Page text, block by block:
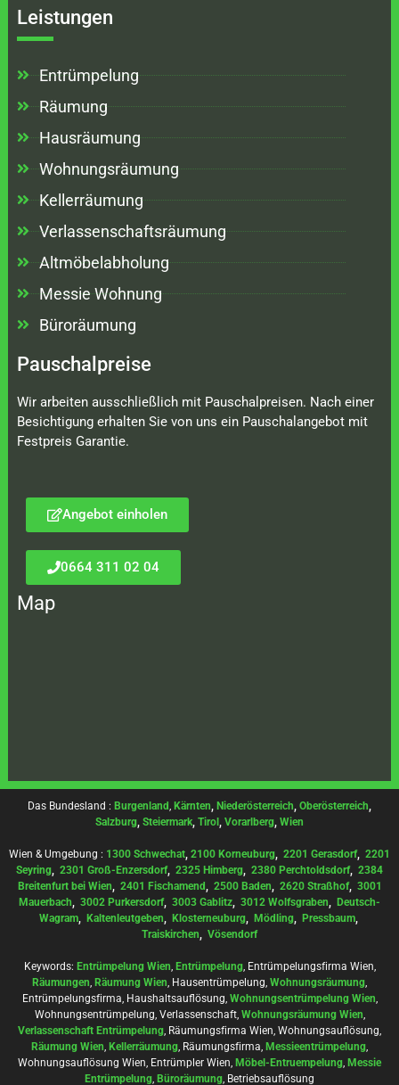
Leistungen
Entrümpelung
Räumung
Hausräumung
Wohnungsräumung
Kellerräumung
Verlassenschaftsräumung
Altmöbelabholung
Messie Wohnung
Büroräumung
Pauschalpreise
Wir arbeiten ausschließlich mit Pauschalpreisen. Nach einer
Besichtigung erhalten Sie von uns ein Pauschalangebot mit
Festpreis Garantie.
Angebot einholen
0664 311 02 04
Map
Das Bundesland : Burgenland, Kärnten, Niederösterreich, Oberösterreich,
Salzburg, Steiermark, Tirol , Vorarlberg, Wien
Wien & Umgebung : 1300 Schwechat, 2100 Korneuburg, 2201 Gerasdorf, 2201
Seyring, 2301 Groß-Enzersdorf, 2325 Himberg, 2380 Perchtoldsdorf, 2384
Breitenfurt bei Wien, 2401 Fischamend, 2500 Baden, 2620 Straßhof, 3001
Mauerbach, 3002 Purkersdorf, 3003 Gablitz, 3012 Wolfsgraben, Deutsch-
Wagram, Kaltenleutgeben, Klosterneuburg, Mödling, Pressbaum,
Traiskirchen, Vösendorf
Keywords: Entrümpelung Wien, Entrümpelung, Entrümpelungsfirma Wien,
Räumungen, Räumung Wien, Hausentrümpelung, Wohnungsräumung,
Entrümpelungsfirma, Haushaltsauflösung, Wohnungsentrümpelung Wien,
Wohnungsentrümpelung, Verlassenschaft, Wohnungsräumung Wien,
Verlassenschaft Entrümpelung, Räumungsfirma Wien, Wohnungsauflösung,
Räumung Wien, Kellerräumung, Räumungsfirma, Messieentrümpelung,
Wohnungsauflösung Wien, Entrümpler Wien, Möbel-Entruempelung, Messie
Entrümpelung, Büroräumung, Betriebsauflösung